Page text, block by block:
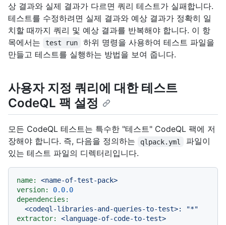
상 결과와 실제 결과가 다르면 쿼리 테스트가 실패합니다.
테스트를 수정하려면 실제 결과와 예상 결과가 정확히 일
치할 때까지 쿼리 및 예상 결과를 반복해야 합니다. 이 항
목에서는
test run
하위 명령을 사용하여 테스트 파일을
만들고 테스트를 실행하는 방법을 보여 줍니다.
사용자 지정 쿼리에 대한 테스트
CodeQL 팩 설정
모든 CodeQL 테스트는 특수한 "테스트" CodeQL 팩에 저
장해야 합니다. 즉, 다음을 정의하는
qlpack.yml
파일이
있는 테스트 파일의 디렉터리입니다.
name:
<name-of-test-pack>
version:
0.0.0
dependencies:
<codeql-libraries-and-queries-to-test>:
"*"
extractor:
<language-of-code-to-test>